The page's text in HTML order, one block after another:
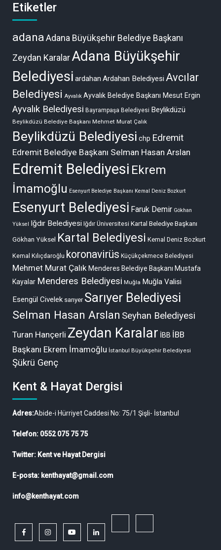
Etiketler
adanaAdana Büyükşehir Belediye Başkanı
Zeydan KaralarAdana Büyükşehir
Belediyesi ardahan Ardahan Belediyesi Avcılar
Belediyesi Ayvalık Ayvalık Belediye Başkanı Mesut Ergin
Ayvalık Belediyesi Bayrampaşa Belediyesi Beylikdüzü
Beylikdüzü Belediye Başkanı Mehmet Murat Çalık
Beylikdüzü Belediyesi chp Edremit
Edremit Belediye Başkanı Selman Hasan Arslan
Edremit Belediyesi Ekrem
İmamoğlu Esenyurt Belediye Başkanı Kemal Deniz Bozkurt
Esenyurt Belediyesi Faruk Demir Gökhan
Yüksel Iğdır Belediyesi Iğdır Üniversitesi Kartal Belediye Başkanı
Gökhan Yüksel Kartal Belediyesi Kemal Deniz Bozkurt
Kemal Kılıçdaroğlu koronavirüs Küçükçekmece Belediyesi
Mehmet Murat Çalık Menderes Belediye Başkanı Mustafa
Kayalar Menderes Belediyesi Muğla Muğla Valisi
Esengül Civelek sarıyer Sarıyer Belediyesi
Selman Hasan Arslan Seyhan Belediyesi
Turan Hançerli Zeydan Karalar İBB İBB
Başkanı Ekrem İmamoğlu İstanbul Büyükşehir Belediyesi
Şükrü Genç
Kent & Hayat Dergisi
Adres:Abide-i Hürriyet Caddesi No: 75/1 Şişli- İstanbul
Telefon: 0552 075 75 75
Twitter: Kent ve Hayat Dergisi
E-posta: kenthayat@gmail.com
info@kenthayat.com
facebookinstagramyoutubelinkedin